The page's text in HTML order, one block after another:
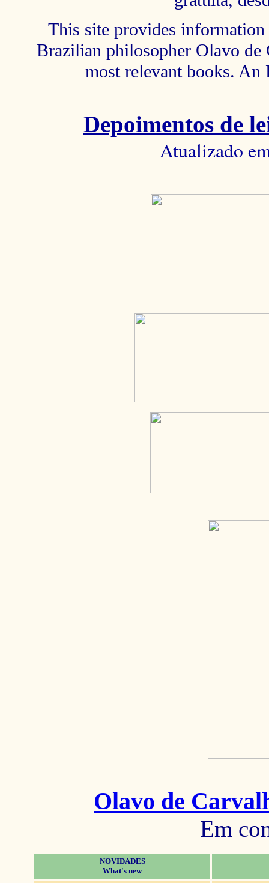
This site provides
Brazilian philosopher Olavo de
most relevant books.
Depoimentos de
Atualizado
Olavo de
Em
NOVIDADES
What's new